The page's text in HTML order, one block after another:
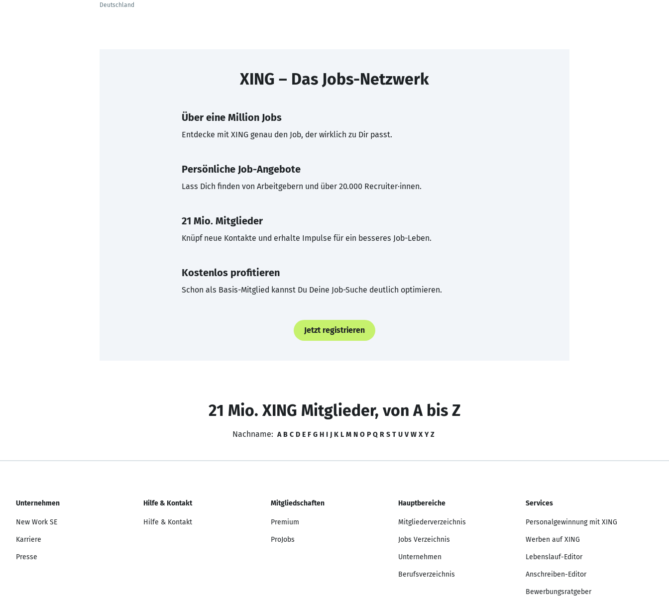
Deutschland
XING – Das Jobs-Netzwerk
Über eine Million Jobs
Entdecke mit XING genau den Job, der wirklich zu Dir passt.
Persönliche Job-Angebote
Lass Dich finden von Arbeitgebern und über 20.000 Recruiter·innen.
21 Mio. Mitglieder
Knüpf neue Kontakte und erhalte Impulse für ein besseres Job-Leben.
Kostenlos profitieren
Schon als Basis-Mitglied kannst Du Deine Job-Suche deutlich optimieren.
Jetzt registrieren
21 Mio. XING Mitglieder, von A bis Z
Nachname: A B C D E F G H I J K L M N O P Q R S T U V W X Y Z
Unternehmen
New Work SE
Karriere
Presse
Hilfe & Kontakt
Hilfe & Kontakt
Mitgliedschaften
Premium
ProJobs
Hauptbereiche
Mitgliederverzeichnis
Jobs Verzeichnis
Unternehmen
Berufsverzeichnis
Services
Personalgewinnung mit XING
Werben auf XING
Lebenslauf-Editor
Anschreiben-Editor
Bewerbungsratgeber